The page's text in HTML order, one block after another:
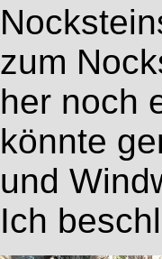
zum
her noch
könnte
und
Ich